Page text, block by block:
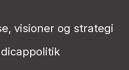
visioner og strategi